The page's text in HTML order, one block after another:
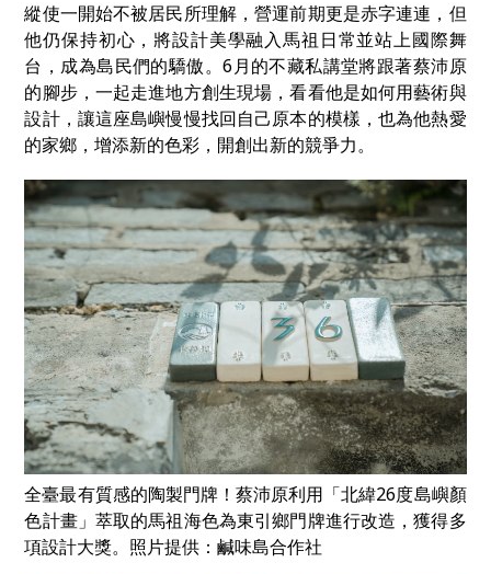
縱使一開始不被居民所理解，營運前期更是赤字連連，但
他仍保持初心， 將設計美學融入馬祖日常並站上國際舞
台，成為島民們的驕傲。6月的不藏私講堂將跟著蔡沛原
的腳步，一起走進地方創生現場，看看他是如何用藝術與
設計，讓這座島嶼慢慢找回自己原本的模樣，也為他熱愛
的家鄉，增添新的色彩，開創出新的競爭力。
全臺最有質感的陶製門牌！蔡沛原利用「北緯26度島嶼顏
色計畫」萃取的馬祖海色為東引鄉門牌進行改造，獲得多
項設計大獎。照片提供：鹹味島合作社